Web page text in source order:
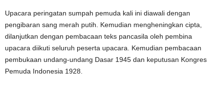
Upacara peringatan sumpah pemuda kali ini diawali dengan
pengibaran sang merah putih. Kemudian mengheningkan cipta,
dilanjutkan dengan pembacaan teks pancasila oleh pembina
upacara diikuti seluruh peserta upacara. Kemudian pembacaan
pembukaan undang-undang Dasar 1945 dan keputusan Kongres
Pemuda Indonesia 1928.